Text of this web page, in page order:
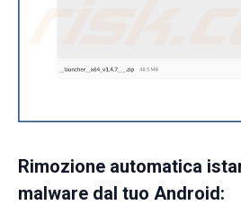
Rimozione automatica
malware dal tuo Android: